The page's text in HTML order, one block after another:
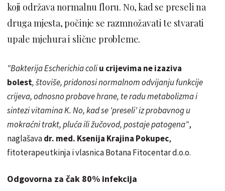
koji održava normalnu floru. No, kad se preseli na
druga mjesta, počinje se razmnožavati te stvarati
upale mjehura i slične probleme.
"Bakterija Escherichia coliu crijevima ne izaziva
bolest, štoviše, pridonosi normalnom odvijanju funkcije
crijeva, odnosno probave hrane, te radu metabolizma i
sintezi vitamina K. No, kad se 'preseli' iz probavnog u
mokraćni trakt, pluća ili žučovod, postaje patogena",
naglašavadr. med. Ksenija Krajina Pokupec,
fitoterapeutkinja i vlasnica Botana Fitocentar d.o.o.
Odgovorna za čak 80% infekcija